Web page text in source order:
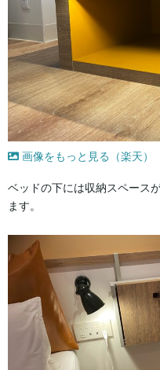
画像をもっと見る（楽天）
ベッドの下には収納スペース
ます。